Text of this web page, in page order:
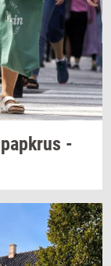
papkrus -